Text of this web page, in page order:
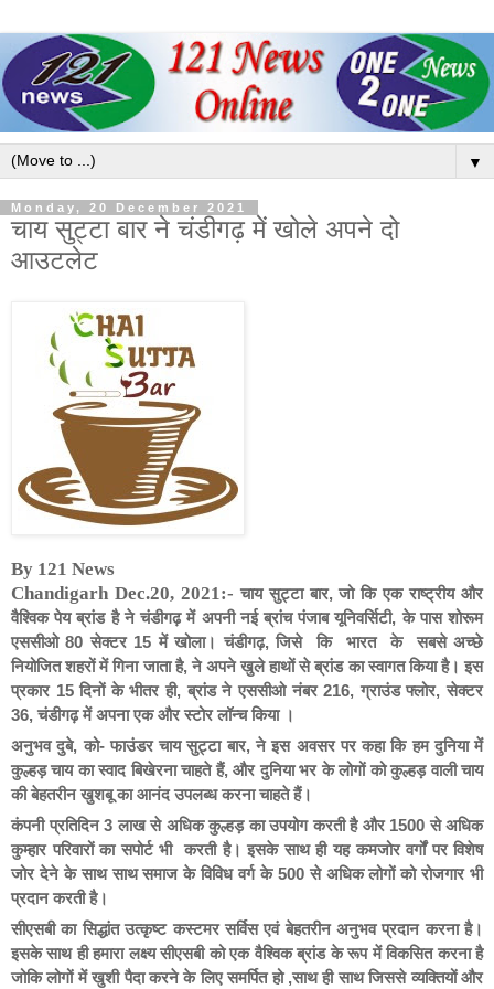
▼
Monday, 20 December 2021
चाय सुट्टा बार ने चंडीगढ़ में खोले अपने दो
आउटलेट
By 121 News
Chandigarh Dec.20, 2021:- चाय सुट्टा बार,जो कि एक राष्ट्रीय और
वैश्विक पेय ब्रांड है ने चंडीगढ़ में अपनी नई ब्रांच पंजाब यूनिवर्सिटी, के पास शोरूम
एससीओ80 सेक्टर15 में खोला। चंडीगढ़,जिसे कि भारत के सबसे अच्छे
नियोजित शहरों में गिना जाता है, ने अपने खुले हाथों से ब्रांड का स्वागत किया है। इस
प्रकार15दिनों के भीतर ही, ब्रांड ने एससीओ नंबर216, ग्राउंड फ्लोर,सेक्टर
36, चंडीगढ़ में अपना एक और स्टोर लॉन्च किया ।
अनुभव दुबे, को- फाउंडर चाय सुट्टा बार, ने इस अवसर पर कहा कि हम दुनिया में
कुल्हड़ चाय का स्वाद बिखेरना चाहते हैं,और दुनिया भर के लोगों को कुल्हड़ वाली चाय
की बेहतरीन खुशबू का आनंद उपलब्ध करना चाहते हैं।
कंपनी प्रतिदिन3 लाख से अधिक कुल्हड़ का उपयोग करती है और1500 से अधिक
कुम्हार परिवारों का सपोर्ट भी करती है। इसके साथ ही यह कमजोर वर्गों पर विशेष
जोर देने के साथ साथ समाज के विविध वर्ग के500 से अधिक लोगों को रोजगार भी
प्रदान करती है।
सीएसबी का सिद्धांत उत्कृष्ट कस्टमर सर्विस एवं बेहतरीन अनुभव प्रदान करना है।
इसके साथ ही हमारा लक्ष्य सीएसबी को एक वैश्विक ब्रांड के रूप में विकसित करना है
जोकि लोगों में खुशी पैदा करने के लिए समर्पित हो,साथ ही साथ जिससे व्यक्तियों और